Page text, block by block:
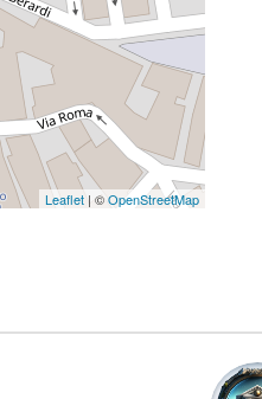
Leaflet | ©OpenStreetMap